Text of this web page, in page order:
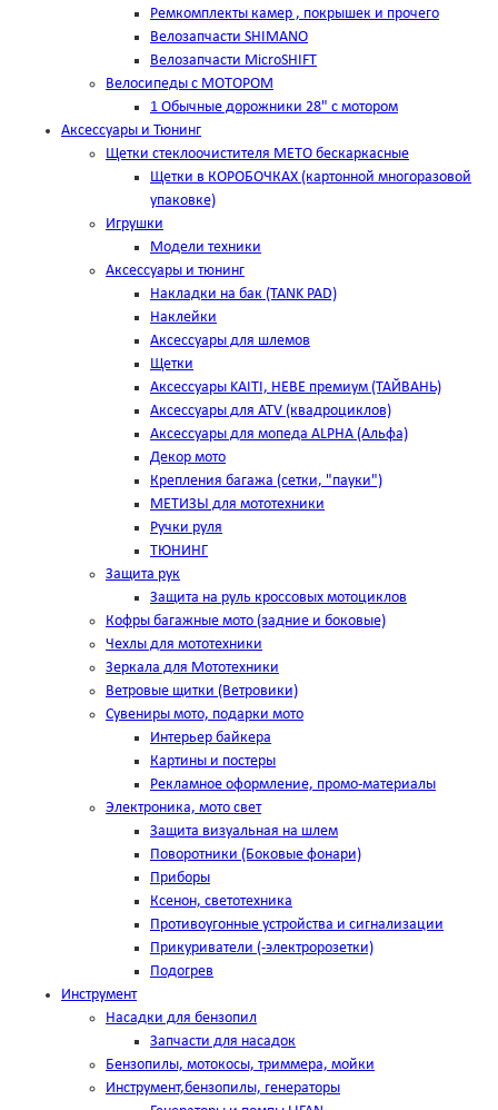
Ремкомплекты камер , покрышек и прочего
Велозапчасти SHIMANO
Велозапчасти MicroSHIFT
Велосипеды с МОТОРОМ
1 Обычные дорожники 28" с мотором
Аксессуары и Тюнинг
Щетки стеклоочистителя METO бескаркасные
Щетки в КОРОБОЧКАХ (картонной многоразовой
упаковке)
Игрушки
Модели техники
Аксессуары и тюнинг
Накладки на бак (TANK PAD)
Наклейки
Аксессуары для шлемов
Щетки
Аксессуары KAITI, HEBE премиум (ТАЙВАНЬ)
Аксессуары для ATV (квадроциклов)
Аксессуары для мопеда ALPHA (Альфа)
Декор мото
Крепления багажа (сетки, "пауки")
МЕТИЗЫ для мототехники
Ручки руля
ТЮНИНГ
Защита рук
Защита на руль кроссовых мотоциклов
Кофры багажные мото (задние и боковые)
Чехлы для мототехники
Зеркала для Мототехники
Ветровые щитки (Ветровики)
Сувениры мото, подарки мото
Интерьер байкера
Картины и постеры
Рекламное оформление, промо-материалы
Электроника, мото свет
Защита визуальная на шлем
Поворотники (Боковые фонари)
Приборы
Ксенон, светотехника
Противоугонные устройства и сигнализации
Прикуриватели (-электророзетки)
Подогрев
Инструмент
Насадки для бензопил
Запчасти для насадок
Бензопилы, мотокосы, триммера, мойки
Инструмент,бензопилы, генераторы